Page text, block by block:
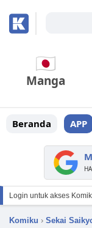
Manga
Beranda APP
Login untuk akses
Komiku › Sekai